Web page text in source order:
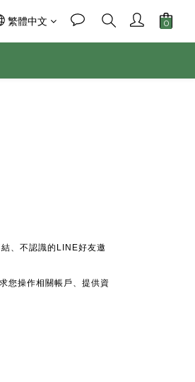
繁體中文
、不認識的LINE好友邀
您操作相關帳戶、提供資